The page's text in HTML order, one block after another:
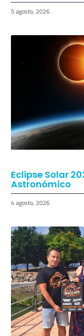
5 agosto, 2026
Eclipse Solar
Astronómico
4 agosto, 2026